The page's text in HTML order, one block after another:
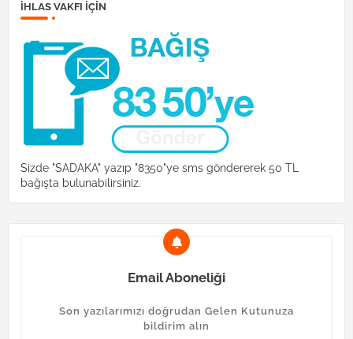
İHLAS VAKFI IÇIN
Sizde "SADAKA" yazıp "8350"ye sms göndererek 50 TL
bağışta bulunabilirsiniz.
Email Aboneliği
Son yazılarımızı doğrudan Gelen Kutunuza
bildirim alın